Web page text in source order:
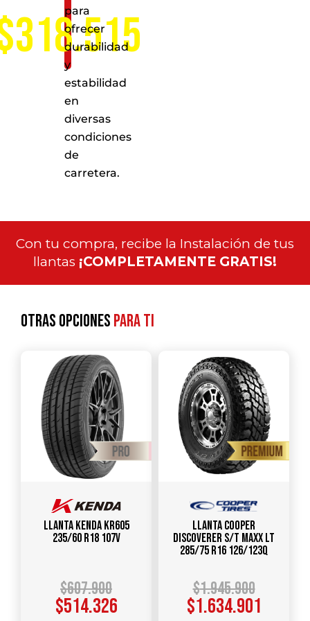
para
ofrecer
durabilidad
y
estabilidad
en
diversas
condiciones
de
carretera.
Con tu compra, recibe la Instalación de tus
llantas ¡COMPLETAMENTE GRATIS!
Otras opcionespara ti
Llanta KENDA KR605
235/60 R18 107V
$607.900
$514.326
Llanta COOPER
DISCOVERER S/T MAXX LT
285/75 R16 126/123Q
$1.945.900
$1.634.901